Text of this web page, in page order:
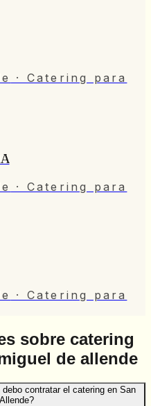
· Catering para
· Catering para
· Catering para
sobre catering
de allende
contratar el catering en San